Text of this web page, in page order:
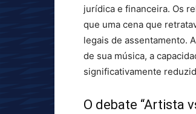
jurídica e financeira. Os
que uma cena que
legais de assentamento.
de sua música, a
significativamente
O debate “Artista